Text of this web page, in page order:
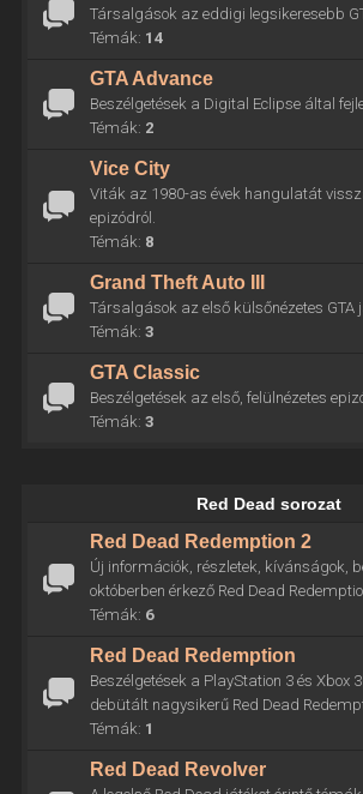
Társalgások az eddigi legsikeresebb
Témák: 14
GTA Advance
Beszélgetések a Digital Eclipse által
Témák: 2
Vice City
Viták az 1980-as évek hangulatát
epizódról.
Témák: 8
Grand Theft Auto III
Társalgások az első külsőnézetes GTA
Témák: 3
GTA Classic
Beszélgetések az első, felülnézetes
Témák: 3
Red Dead sorozat
Red Dead Redemption 2
Új információk, részletek, kívánságok,
októberben érkező Red Dead
Témák: 6
Red Dead Redemption
Beszélgetések a PlayStation 3 és Xbox
debütált nagysikerű Red Dead
Témák: 1
Red Dead Revolver